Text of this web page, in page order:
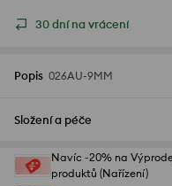
30 dní na vrácení
Popis 026AU-9MM
Složení a péče
Navíc -20% na
produktů (Nařízení)